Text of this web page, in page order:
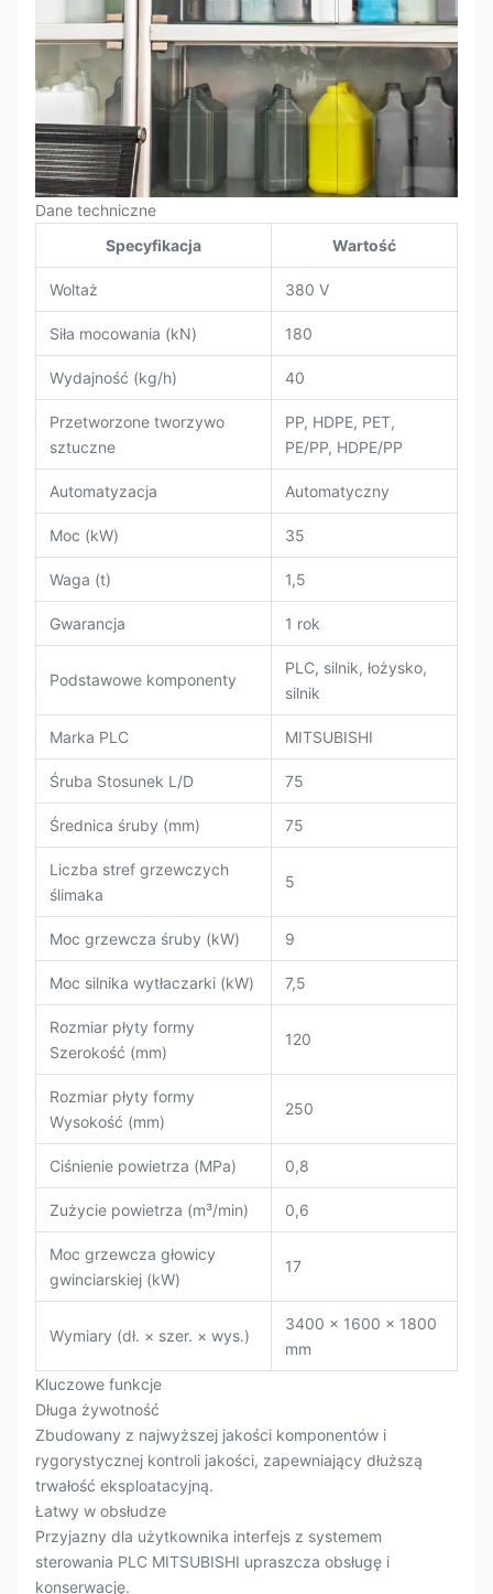
Dane techniczne
Specyfikacja
Wartość
Woltaż 380 V
Siła mocowania (kN) 180
Wydajność (kg/h) 40
Przetworzone tworzywo
sztuczne
PP, HDPE, PET,
PE/PP, HDPE/PP
Automatyzacja Automatyczny
Moc (kW) 35
Waga (t) 1,5
Gwarancja 1 rok
Podstawowe komponenty
PLC, silnik, łożysko,
silnik
Marka PLC MITSUBISHI
Śruba Stosunek L/D 75
Średnica śruby (mm) 75
Liczba stref grzewczych
ślimaka
5
Moc grzewcza śruby (kW) 9
Moc silnika wytłaczarki (kW) 7,5
Rozmiar płyty formy
Szerokość (mm)
120
Rozmiar płyty formy
Wysokość (mm)
250
Ciśnienie powietrza (MPa) 0,8
Zużycie powietrza (m³/min) 0,6
Moc grzewcza głowicy
gwinciarskiej (kW)
17
Wymiary (dł. × szer. × wys.)
3400 × 1600 × 1800
mm
Kluczowe funkcje
Długa żywotność
Zbudowany z najwyższej jakości komponentów i
rygorystycznej kontroli jakości, zapewniający dłuższą
trwałość eksploatacyjną.
Łatwy w obsłudze
Przyjazny dla użytkownika interfejs z systemem
sterowania PLC MITSUBISHI upraszcza obsługę i
konserwację.